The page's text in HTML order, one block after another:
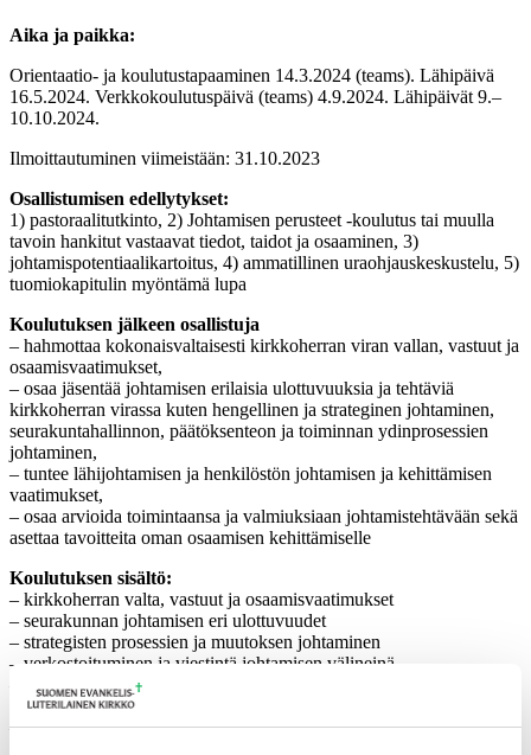
Aika ja paikka:
Orientaatio- ja koulutustapaaminen 14.3.2024 (teams). Lähipäivä
16.5.2024. Verkkokoulutuspäivä (teams) 4.9.2024. Lähipäivät 9.–
10.10.2024.
Ilmoittautuminen viimeistään: 31.10.2023
Osallistumisen edellytykset:
1) pastoraalitutkinto, 2) Johtamisen perusteet -koulutus tai muulla
tavoin hankitut vastaavat tiedot, taidot ja osaaminen, 3)
johtamispotentiaalikartoitus, 4) ammatillinen uraohjauskeskustelu, 5)
tuomiokapitulin myöntämä lupa
Koulutuksen jälkeen osallistuja
– hahmottaa kokonaisvaltaisesti kirkkoherran viran vallan, vastuut ja
osaamisvaatimukset,
– osaa jäsentää johtamisen erilaisia ulottuvuuksia ja tehtäviä
kirkkoherran virassa kuten hengellinen ja strateginen johtaminen,
seurakuntahallinnon, päätöksenteon ja toiminnan ydinprosessien
johtaminen,
– tuntee lähijohtamisen ja henkilöstön johtamisen ja kehittämisen
vaatimukset,
– osaa arvioida toimintaansa ja valmiuksiaan johtamistehtävään sekä
asettaa tavoitteita oman osaamisen kehittämiselle
Koulutuksen sisältö:
– kirkkoherran valta, vastuut ja osaamisvaatimukset
– seurakunnan johtamisen eri ulottuvuudet
– strategisten prosessien ja muutoksen johtaminen
– verkostoituminen ja viestintä johtamisen välineinä
– lähijohtaminen ja ihmisten johtaminen, henkilöstön kehittäminen ja
työhyvinvointi
– johtajan psykodynamiikka ja itsereflektiotaito